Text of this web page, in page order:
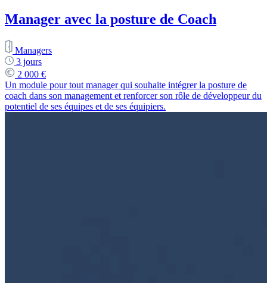
Manager avec la posture de Coach
Managers
3 jours
2 000 €
Un module pour tout manager qui souhaite intégrer la posture de
coach dans son management et renforcer son rôle de développeur du
potentiel de ses équipes et de ses équipiers.